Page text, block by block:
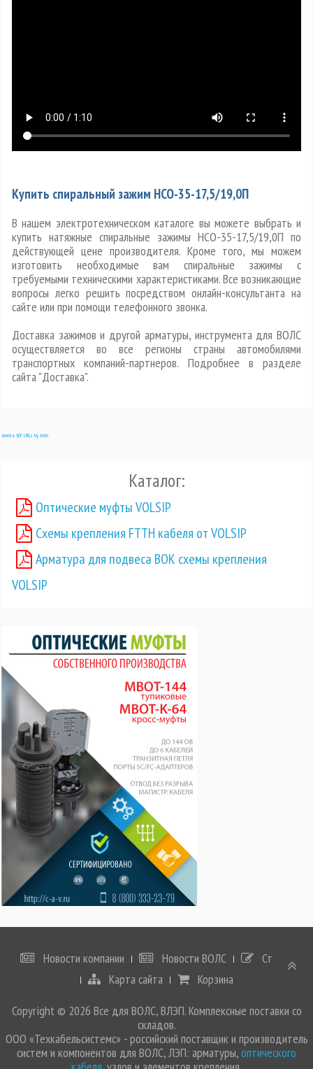
Купить спиральный зажим НСО-35-17,5/19,0П
В нашем электротехническом каталоге вы можете выбрать и
купить натяжные спиральные зажимы НСО-35-17,5/19,0П по
действующей цене производителя. Кроме того, мы можем
изготовить необходимые вам спиральные зажимы с
требуемыми техническими характеристиками. Все возникающие
вопросы легко решить посредством онлайн-консультанта на
сайте или при помощи телефонного звонка.
Доставка зажимов и другой арматуры, инструмента для ВОЛС
осуществляется во все регионы страны автомобилями
транспортных компаний-партнеров. Подробнее в разделе
сайта "Доставка".
Joomla SEF URLs by Artio
Каталог:
Оптические муфты VOLSIP
Схемы крепления FTTH кабеля от VOLSIP
Арматура для подвеса ВОК схемы крепления
VOLSIP
Новости компании Новости ВОЛС
Статьи
Карта сайта
Корзина
Copyright © 2026 Все для ВОЛС, ВЛЭП. Комплексные поставки со
складов.
ООО «Техкабельсистемс» - российский поставщик и производитель
систем и компонентов для ВОЛС, ЛЭП: арматуры,оптического